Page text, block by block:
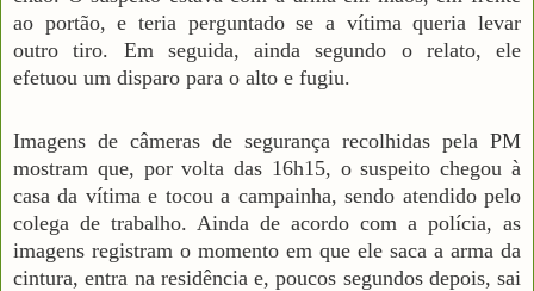
ao portão, e teria perguntado se a vítima queria levar
outro tiro. Em seguida, ainda segundo o relato, ele
efetuou um disparo para o alto e fugiu.
Imagens de câmeras de segurança recolhidas pela PM
mostram que, por volta das 16h15, o suspeito chegou à
casa da vítima e tocou a campainha, sendo atendido pelo
colega de trabalho. Ainda de acordo com a polícia, as
imagens registram o momento em que ele saca a arma da
cintura, entra na residência e, poucos segundos depois, sai